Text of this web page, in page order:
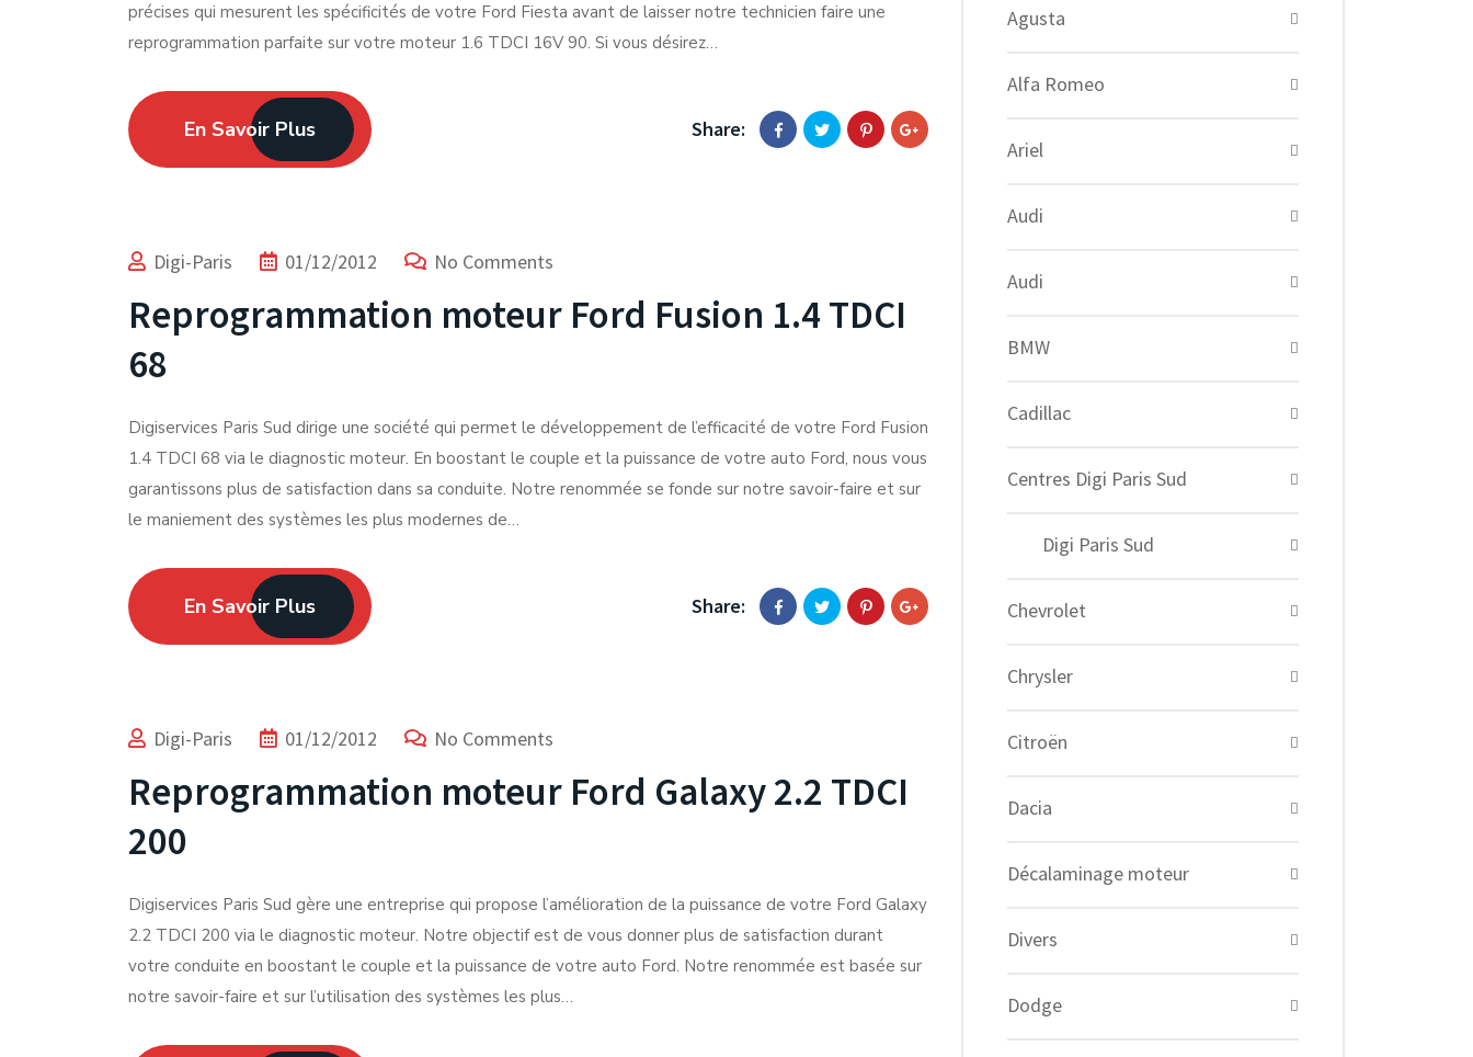
précises qui mesurent les spécificités de votre Ford Fiesta avant de laisser notre technicien faire une
reprogrammation parfaite sur votre moteur 1.6 TDCI 16V 90. Si vous désirez…
En Savoir Plus Share:
Digi-Paris 01/12/2012 No Comments
Reprogrammation moteur Ford Fusion 1.4 TDCI
68
Digiservices Paris Sud dirige une société qui permet le développement de l’efficacité de votre Ford Fusion
1.4 TDCI 68 via le diagnostic moteur. En boostant le couple et la puissance de votre auto Ford, nous vous
garantissons plus de satisfaction dans sa conduite. Notre renommée se fonde sur notre savoir-faire et sur
le maniement des systèmes les plus modernes de…
En Savoir Plus Share:
Digi-Paris 01/12/2012 No Comments
Reprogrammation moteur Ford Galaxy 2.2 TDCI
200
Digiservices Paris Sud gère une entreprise qui propose l’amélioration de la puissance de votre Ford Galaxy
2.2 TDCI 200 via le diagnostic moteur. Notre objectif est de vous donner plus de satisfaction durant
votre conduite en boostant le couple et la puissance de votre auto Ford. Notre renommée est basée sur
notre savoir-faire et sur l’utilisation des systèmes les plus…
Agusta
Alfa Romeo
Ariel
Audi
Audi
BMW
Cadillac
Centres Digi Paris Sud
Digi Paris Sud
Chevrolet
Chrysler
Citroën
Dacia
Décalaminage moteur
Divers
Dodge